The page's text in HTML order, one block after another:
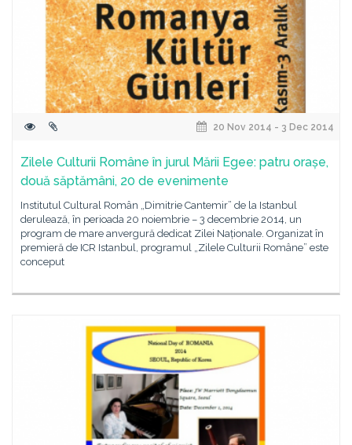
20 Nov 2014 - 3 Dec 2014
Zilele Culturii Române în jurul Mării Egee: patru orașe,
două săptămâni, 20 de evenimente
Institutul Cultural Român „Dimitrie Cantemir” de la Istanbul
derulează, în perioada 20 noiembrie – 3 decembrie 2014, un
program de mare anvergură dedicat Zilei Naționale. Organizat în
premieră de ICR Istanbul, programul „Zilele Culturii Române” este
conceput